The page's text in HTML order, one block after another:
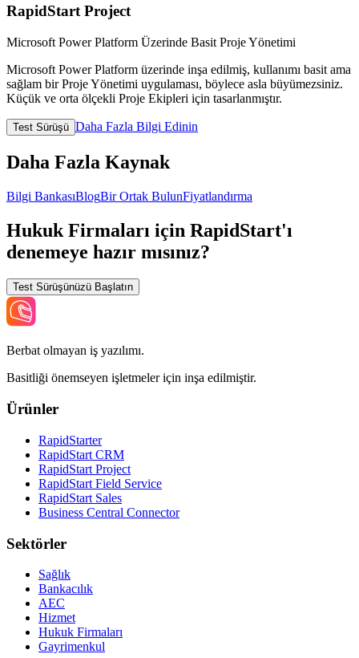
RapidStart Project
Microsoft Power Platform Üzerinde Basit Proje Yönetimi
Microsoft Power Platform üzerinde inşa edilmiş, kullanımı basit ama
sağlam bir Proje Yönetimi uygulaması, böylece asla büyümezsiniz.
Küçük ve orta ölçekli Proje Ekipleri için tasarlanmıştır.
Test Sürüşü Daha Fazla Bilgi Edinin
Daha Fazla Kaynak
Bilgi BankasıBlogBir Ortak BulunFiyatlandırma
Hukuk Firmaları için RapidStart'ı
denemeye hazır mısınız?
Test Sürüşünüzü Başlatın
Berbat olmayan iş yazılımı.
Basitliği önemseyen işletmeler için inşa edilmiştir.
Ürünler
RapidStarter
RapidStart CRM
RapidStart Project
RapidStart Field Service
RapidStart Sales
Business Central Connector
Sektörler
Sağlık
Bankacılık
AEC
Hizmet
Hukuk Firmaları
Gayrimenkul